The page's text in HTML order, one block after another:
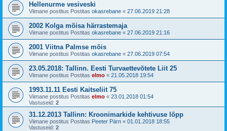
Hellenurme vesiveski
Viimane postitus Postitas okasrebane « 27.06.2019 21:28
2002 Kolga mõisa härrastemaja
Viimane postitus Postitas okasrebane « 27.06.2019 21:16
2001 Viitna Palmse mõis
Viimane postitus Postitas okasrebane « 27.06.2019 07:54
23.05.2018: Tallinn. Eesti Turvaettevõtete Liit 25
Viimane postitus Postitas elmo « 21.05.2018 19:54
1993.11.11 Eesti Kaitseliit 75
Viimane postitus Postitas elmo « 23.01.2018 01:54
Vastuseid: 2
31.12.2013 Tallinn: Kroonimarkide kehtivuse lõpp
Viimane postitus Postitas Peeter Pärn « 01.01.2018 18:55
Vastuseid: 2